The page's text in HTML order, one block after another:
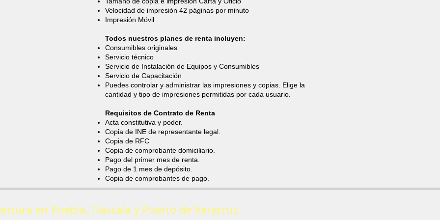
Velocidad de impresión 42 páginas por minuto
Impresión Móvil
Todos nuestros planes de renta incluyen:
Consumibles originales
Servicio técnico
Servicio de Instalación de Equipos y Consumibles
Servicio de Capacitación
Puedes controlar y administrar las impresiones y copias. Elige la
cantidad y tipo de impresiones permitidas por cada usuario.
Requisitos de Contrato de Renta
Acta constitutiva y poder.
Copia de INE de representante legal.
Copia de RFC
Copia de comprobante domiciliario.
Pago del primer mes de renta.
Pago de 1 mes de depósito.
Copia de comprobantes de pago.
en Puebla, Tlaxcala y Puerto de Veracruz